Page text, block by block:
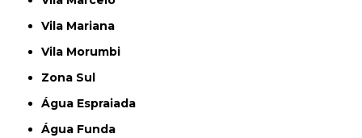
Vila Mariana
Vila Morumbi
Zona Sul
Água Espraiada
Água Funda